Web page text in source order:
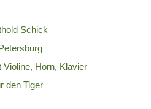
Schick
Horn, Klavier
den Tiger